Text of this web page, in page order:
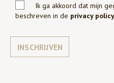
Ik ga akkoord dat mijn
beschreven in de privacy policy
INSCHRIJVEN